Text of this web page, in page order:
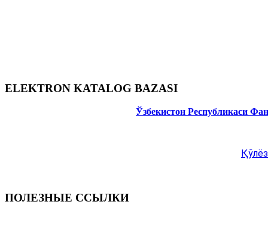
ELEKTRON KATALOG BAZASI
Ўзбекистон Республикаси
ПОЛЕЗНЫЕ ССЫЛКИ